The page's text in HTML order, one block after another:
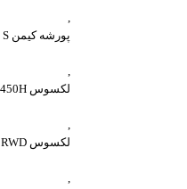
,
پورشه کیمن S
,
لکسوس GS450H ساده
,
لکسوس RC350 RWD
,